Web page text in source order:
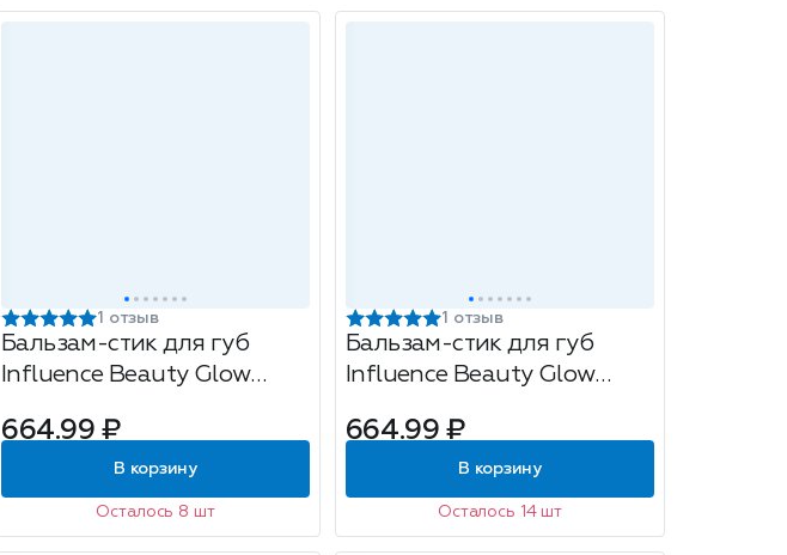
1 отзыв
Бальзам-стик для губ
Influence Beauty Glow
664.99 ₽
В корзину
Осталось 8 шт
1 отзыв
Бальзам-стик для губ
Influence Beauty Glow
reality, 2г
664.99 ₽
В корзину
Осталось 14 шт